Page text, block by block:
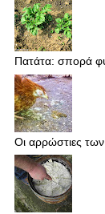
Πατάτα: σπορά
Οι αρρώστιες